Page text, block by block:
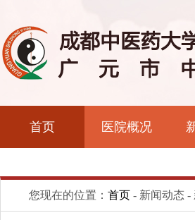
首页 医院概况
您现在的位置： 首页 - 新闻动态 -